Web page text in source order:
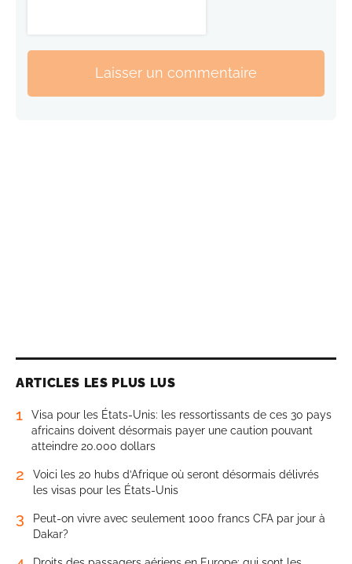
Laisser un commentaire
ARTICLES LES PLUS LUS
1
Visa pour les États-Unis: les ressortissants de ces 30 pays
africains doivent désormais payer une caution pouvant
atteindre 20.000 dollars
2
Voici les 20 hubs d’Afrique où seront désormais délivrés
les visas pour les États-Unis
3
Peut-on vivre avec seulement 1000 francs CFA par jour à
Dakar?